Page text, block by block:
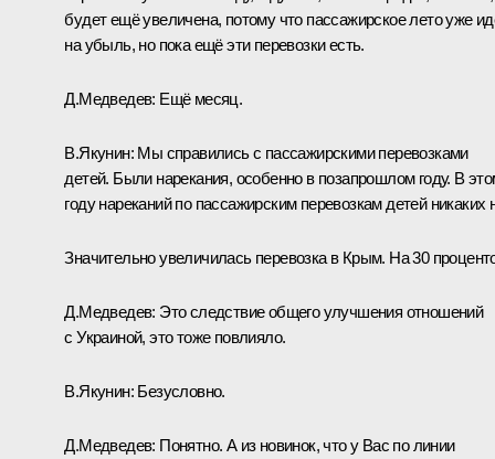
будет ещё увеличена, потому что пассажирское лето уже
на убыль, но пока ещё эти перевозки есть.
Д.Медведев: Ещё месяц.
В.Якунин: Мы справились с пассажирскими перевозками
детей. Были нарекания, особенно в позапрошлом году. В
году нареканий по пассажирским перевозкам детей никаких
Значительно увеличилась перевозка в Крым. На 30
Д.Медведев: Это следствие общего улучшения отношений
с Украиной, это тоже повлияло.
В.Якунин: Безусловно.
Д.Медведев: Понятно. А из новинок, что у Вас по линии